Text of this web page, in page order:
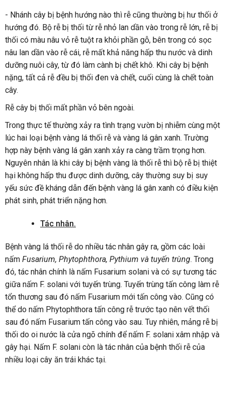
- Nhánh cây bị bệnh hướng nào thì rễ cũng thường bị hư thối ở
hướng đó. Bộ rễ bị thối từ rễ nhỏ lan dần vào trong rễ lớn, rễ bị
thối có màu nâu vỏ rễ tuột ra khỏi phần gỗ, bên trong có sọc
nâu lan dần vào rễ cái, rễ mất khả năng hấp thu nước và dinh
dưỡng nuôi cây, từ đó làm cành bị chết khô. Khi cây bị bệnh
nặng, tất cả rễ đều bị thối đen và chết, cuối cùng là chết toàn
cây.
Rễ cây bị thối mất phần vỏ bên ngoài.
Trong thực tế thường xảy ra tình trạng vườn bị nhiễm cùng một
lúc hai loại bệnh vàng lá thối rễ và vàng lá gân xanh. Trường
hợp này bệnh vàng lá gân xanh xảy ra càng trầm trọng hơn.
Nguyên nhân là khi cây bị bệnh vàng là thối rễ thì bộ rễ bị thiệt
hại không hấp thu được dinh dưỡng, cây thường suy bị suy
yếu sức đề kháng dẫn đến bệnh vàng lá gân xanh có điều kiện
phát sinh, phát triển nặng hơn.
Tác nhân.
Bệnh vàng lá thối rễ do nhiều tác nhân gây ra, gồm các loài
nấm Fusarium, Phytophthora, Pythium và tuyến trùng. Trong
đó, tác nhân chính là nấm Fusarium solani và có sự tương tác
giữa nấm F. solani với tuyến trùng. Tuyến trùng tấn công làm rễ
tổn thương sau đó nấm Fusarium mới tấn công vào. Cũng có
thể do nấm Phytophthora tấn công rễ trước tạo nên vết thối
sau đó nấm Fusarium tấn công vào sau. Tuy nhiên, mảng rễ bị
thối do oi nước là cửa ngõ chính để nấm F. solani xâm nhập và
gây hại. Nấm F. solani còn là tác nhân của bệnh thối rễ của
nhiều loại cây ăn trái khác tại.